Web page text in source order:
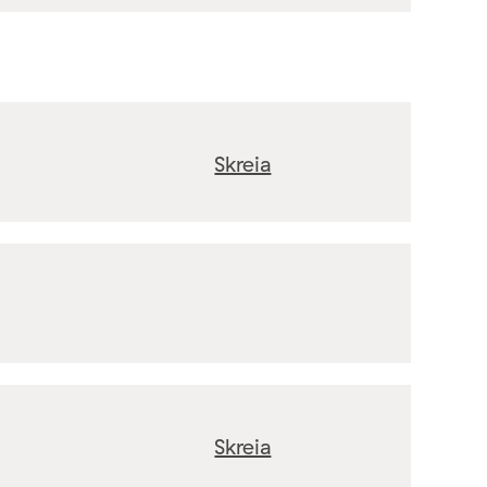
Skreia
Skreia